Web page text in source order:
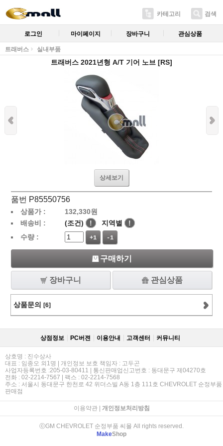
카테고리 검색
로그인 마이페이지 장바구니 관심상품
트래버스 실내부품
트래버스 2021년형 A/T 기어 노브 [RS]
상세보기
품번 P85550756
상품가 : 132,330원
배송비 :
(조건) ! 지역별
!
수량 :
+1 -1
구매하기
장바구니 관심상품
상품문의 [6]
상점정보 PC버젼 이용안내 고객센터 커뮤니티
상호명 : 진수상사
대표 : 임종오 외1명 | 개인정보 보호 책임자 : 고두곤
사업자등록번호 :205-03-80411 | 통신판매업신고번호 : 동대문구 제04270호
전화 : 02-2214-7567 | 팩스 : 02-2214-7568
주소 : 서울시 동대문구 한천로 42 위더스빌 A동 1층 111호 CHEVROLET 순정부품
판매점
이용약관| 개인정보처리방침
ⓒGM CHEVROLET 순정부품 씨몰 All rights reserved.
MakeShop